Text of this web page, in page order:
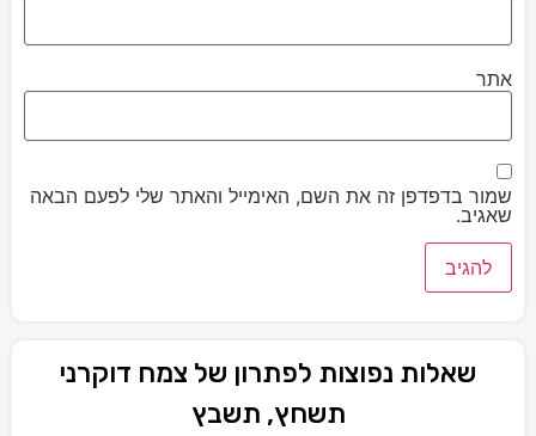
אתר
שמור בדפדפן זה את השם, האימייל והאתר שלי לפעם הבאה
שאגיב.
שאלות נפוצות לפתרון של צמח דוקרני
תשחץ, תשבץ